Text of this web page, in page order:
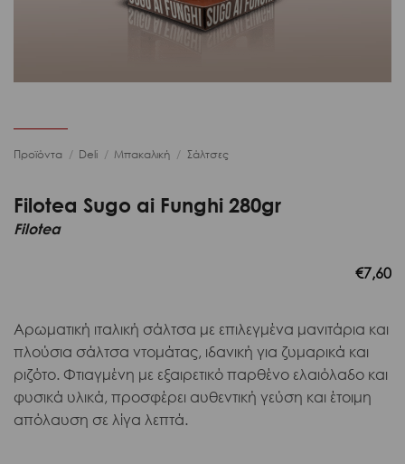
Προϊόντα / Deli / Μπακαλική / Σάλτσες
Filotea Sugo ai Funghi 280gr
Filotea
€7,60
Αρωματική ιταλική σάλτσα με επιλεγμένα μανιτάρια και
πλούσια σάλτσα ντομάτας, ιδανική για ζυμαρικά και
ριζότο. Φτιαγμένη με εξαιρετικό παρθένο ελαιόλαδο και
φυσικά υλικά, προσφέρει αυθεντική γεύση και έτοιμη
απόλαυση σε λίγα λεπτά.